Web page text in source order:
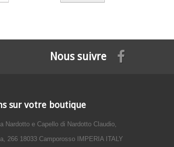
Nous suivre
sur votre boutique
Nardotto e Capello di Nardotto Claudio,
266 18033 Camporosso IMPERIA ITALY